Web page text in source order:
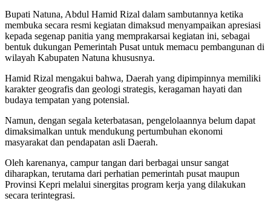
Bupati Natuna, Abdul Hamid Rizal dalam sambutannya ketika
membuka secara resmi kegiatan dimaksud menyampaikan apresiasi
kepada segenap panitia yang memprakarsai kegiatan ini, sebagai
bentuk dukungan Pemerintah Pusat untuk memacu pembangunan di
wilayah Kabupaten Natuna khususnya.
Hamid Rizal mengakui bahwa, Daerah yang dipimpinnya memiliki
karakter geografis dan geologi strategis, keragaman hayati dan
budaya tempatan yang potensial.
Namun, dengan segala keterbatasan, pengelolaannya belum dapat
dimaksimalkan untuk mendukung pertumbuhan ekonomi
masyarakat dan pendapatan asli Daerah.
Oleh karenanya, campur tangan dari berbagai unsur sangat
diharapkan, terutama dari perhatian pemerintah pusat maupun
Provinsi Kepri melalui sinergitas program kerja yang dilakukan
secara terintegrasi.